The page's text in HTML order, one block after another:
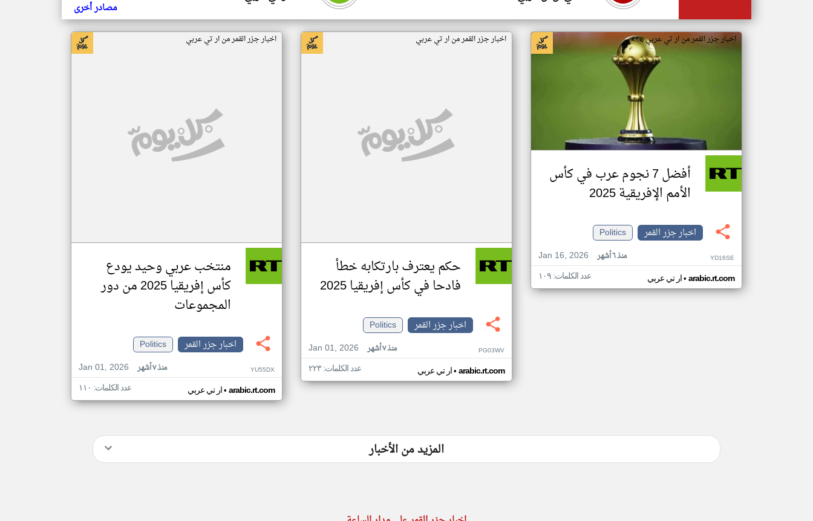
مصادر أخرى
اخبار جزر القمر من ار تي عربي
أفضل 7 نجوم عرب في كأس
الأمم الإفريقية 2025
اخبار جزر القمر
Politics
Jan 16, 2026
منذ ٦ أشهر YD16SE
ار تي عربي• arabic.rt.com عدد الكلمات: ١٠٩
اخبار جزر القمر من ار تي عربي
حكم يعترف بارتكابه خطأ
فادحا في كأس إفريقيا 2025
اخبار جزر القمر
Politics
Jan 01, 2026
منذ ٧ أشهر PG03WV
ار تي عربي• arabic.rt.com عدد الكلمات: ٢٢٣
اخبار جزر القمر من ار تي عربي
منتخب عربي وحيد يودع
كأس إفريقيا 2025 من دور
المجموعات
اخبار جزر القمر
Politics
Jan 01, 2026
منذ ٧ أشهر YU55DX
ار تي عربي• arabic.rt.com عدد الكلمات: ١١٠
المزيد من الأخبار